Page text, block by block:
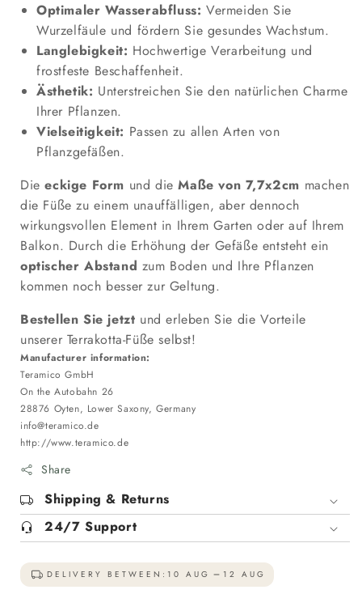
Optimaler Wasserabfluss: Vermeiden Sie
Wurzelfäule und fördern Sie gesundes Wachstum.
Langlebigkeit: Hochwertige Verarbeitung und
frostfeste Beschaffenheit.
Ästhetik: Unterstreichen Sie den natürlichen Charme
Ihrer Pflanzen.
Vielseitigkeit: Passen zu allen Arten von
Pflanzgefäßen.
Dieeckige Form und dieMaße von 7,7x2cm machen
die Füße zu einem unauffälligen, aber dennoch
wirkungsvollen Element in Ihrem Garten oder auf Ihrem
Balkon. Durch die Erhöhung der Gefäße entsteht ein
optischer Abstand zum Boden und Ihre Pflanzen
kommen noch besser zur Geltung.
Bestellen Sie jetzt und erleben Sie die Vorteile
unserer Terrakotta-Füße selbst!
Manufacturer information:
Teramico GmbH
On the Autobahn 26
28876 Oyten, Lower Saxony, Germany
info@teramico.de
http://www.teramico.de
Share
Shipping & Returns
24/7 Support
DELIVERY BETWEEN: 10 AUG 12 AUG